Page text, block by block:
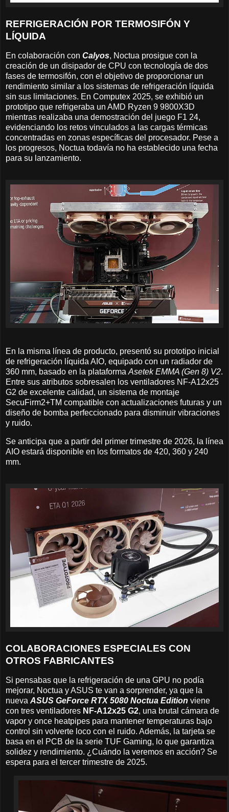
REFRIGERACIÓN POR TERMOSIFÓN Y
LÍQUIDA
En colaboración con Calyos, Noctua prosigue con la
creación de un disipador de CPU con tecnología de dos
fases de termosifón, con el objetivo de proporcionar un
rendimiento similar a los sistemas de refrigeración líquida
sin sus limitaciones. En Computex 2025, se exhibió un
prototipo que refrigeraba un AMD Ryzen 9 9800X3D
mientras realizaba una demostración del juego F1 24,
evidenciando los retos vinculados a las cargas térmicas
concentradas en zonas específicas del procesador. Pese a
los progresos, Noctua todavía no ha establecido una fecha
para su lanzamiento.
En la misma línea de producto, presentó su prototipo inicial
de refrigeración líquida AIO, equipado con un radiador de
360 mm, basado en la plataformaAsetek EMMA (Gen 8) V2.
Entre sus atributos sobresalen los ventiladores NF-A12x25
G2 de excelente calidad, un sistema de montaje
SecuFirm2+TM compatible con actualizaciones futuras y un
diseño de bomba perfeccionado para disminuir vibraciones
y ruido.
Se anticipa que a partir del primer trimestre de 2026, la línea
AIO estará disponible en los formatos de 420, 360 y 240
mm.
COLABORACIONES ESPECIALES CON
OTROS FABRICANTES
Si pensabas que la refrigeración de una GPU no podía
mejorar, Noctua y ASUS te van a sorprender, ya que la
nueva ASUS GeForce RTX 5080 Noctua Edition viene
con tres ventiladores NF-A12x25 G2, una brutal cámara de
vapor y once heatpipes para mantener temperaturas bajo
control sin volverte loco con el ruido. Además, la tarjeta se
basa en el PCB de la serie TUF Gaming, lo que garantiza
solidez y rendimiento. ¿Cuándo la veremos en acción? Se
espera para el tercer trimestre de 2025.